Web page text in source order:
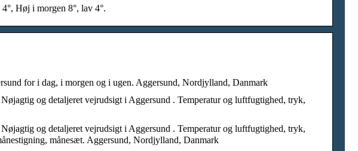
Høj i morgen 8°, lav 4°.
for i dag, i morgen og i ugen. Aggersund, Nordjylland, Danmark
og detaljeret vejrudsigt i Aggersund . Temperatur og luftfugtighed, tryk,
og detaljeret vejrudsigt i Aggersund . Temperatur og luftfugtighed, tryk,
månesæt. Aggersund, Nordjylland, Danmark